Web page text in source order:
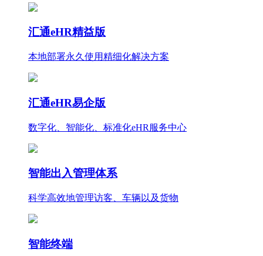
汇通eHR精益版
本地部署永久使用精细化解决方案
汇通eHR易企版
数字化、智能化、标准化eHR服务中心
智能出入管理体系
科学高效地管理访客、车辆以及货物
智能终端